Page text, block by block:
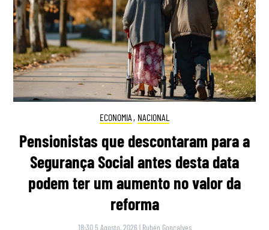
ECONOMIA , NACIONAL
Pensionistas que descontaram para a
Segurança Social antes desta data
podem ter um aumento no valor da
reforma
18:30 5 Agosto, 2026 | Rubén Gonçalves